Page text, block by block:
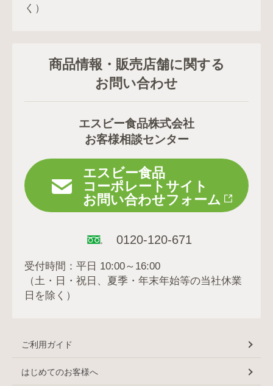
く）
商品情報・販売店舗に関する
お問い合わせ
エスビー食品株式会社
お客様相談センター
エスビー食品
コーポレートサイト
お問い合わせフォーム
0120-120-671
受付時間：平日 10:00～16:00
（土・日・祝日、夏季・年末年始等の当社休業
日を除く）
ご利用ガイド
はじめてのお客様へ